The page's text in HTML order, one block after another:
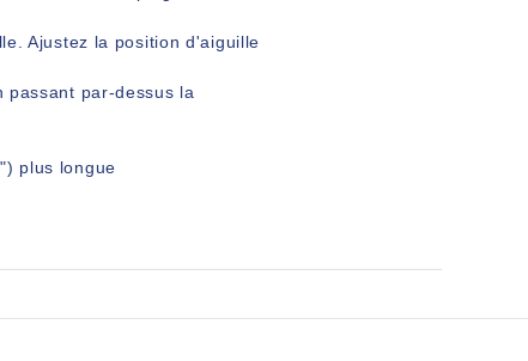
Ajustez la position d'aiguille
par-dessus la
plus longue